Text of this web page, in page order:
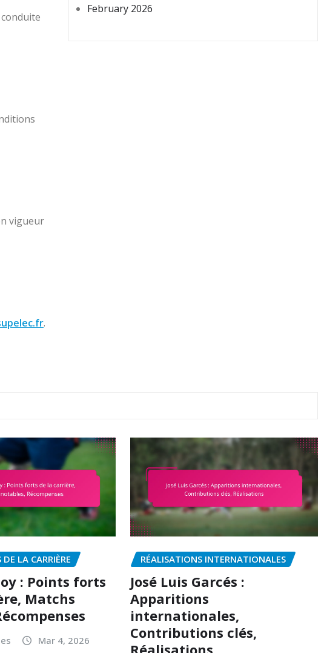
vigueur
.
February 2026
LA CARRIÈRE
: Points forts
Matchs
Mar 4, 2026
RÉALISATIONS INTERNATIONALES
José Luis Garcés :
Apparitions
internationales,
Contributions clés,
Réalisations